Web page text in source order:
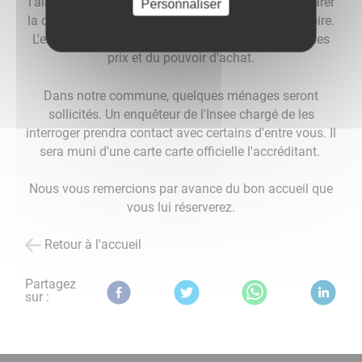
la consommation selon le revenu, l'âge, ou le territoire.
L'enquête est aussi utile pour mesurer l'évolution des
prix et du pouvoir d'achat.
Dans notre commune, quelques ménages seront
sollicités. Un enquêteur de l'Insee chargé de les
interroger prendra contact avec certains d'entre vous. Il
sera muni d'une carte carte officielle l'accréditant.
Nous vous remercions par avance du bon accueil que
vous lui réserverez.
Retour à l'accueil
Partagez
sur :
Personnaliser